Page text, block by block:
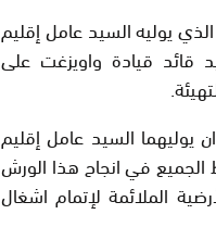
يوليه السيد عامل إقليم
قائد قيادة واويزغت على
يوليهما السيد عامل إقليم
الجميع في انجاح هذا الورش
الملائمة لإتمام اشغال